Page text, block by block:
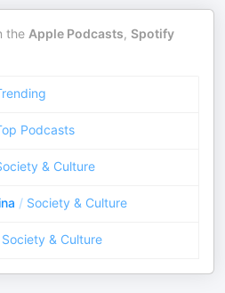
the Apple Podcasts, Spotify
Podcasts
& Culture
/ Society & Culture
Society & Culture